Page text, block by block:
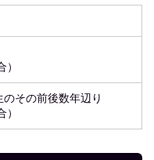
その前後数年辺り